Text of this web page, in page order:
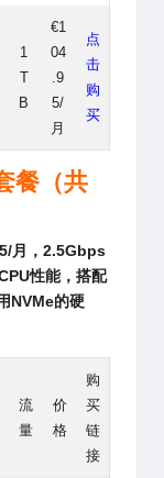
1
T
B
€1
04
.9
5/
月
点
击
购
买
餐 （共
月，2.5Gbps
性能，搭配
NVMe的硬
流
量
价
格
购
买
链
接